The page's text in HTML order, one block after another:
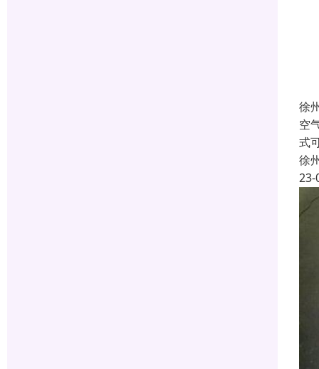
徐
空
式
徐
23-